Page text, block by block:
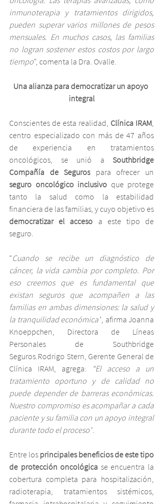
inmunoterapia y tratamientos dirigidos,
pueden superar varios millones de pesos
mensuales. En muchos casos, las familias
no logran sostener estos costos por largo
tiempo”, comenta la Dra. Ovalle.
Una alianza para democratizar un apoyo
integral
Conscientes de esta realidad, Clínica IRAM
centro especializado con más de 47 años
de experiencia en tratamientos
oncológicos, se unió a Southbridge
Compañía de Seguros
seguro oncológico inclusivo que protege
tanto la salud como la estabilidad
democratizar el acceso a este tipo de
seguro.
“Cuando se recibe un diagnóstico de
cáncer, la vida cambia por completo. Por
eso creemos que es fundamental que
existan seguros que acompañen a las
familias en ambas dimensiones: la salud y
la tranquilidad económica” , afirma Joanna
Knoeppchen, Directora de Líneas
Personales de Southbridge
Seguros.Rodrigo Stern, Gerente General de
Clínica IRAM, agrega:
“El acceso a un
tratamiento oportuno y de calidad no
puede depender de barreras económicas.
Nuestro compromiso es acompañar a cada
paciente y su familia con un apoyo integral
durante todo el proceso”
Entre los principales beneficios de este tipo
de protección oncológica se encuentra la
cobertura completa para hospitalización,
radioterapia, tratamientos sistémicos,